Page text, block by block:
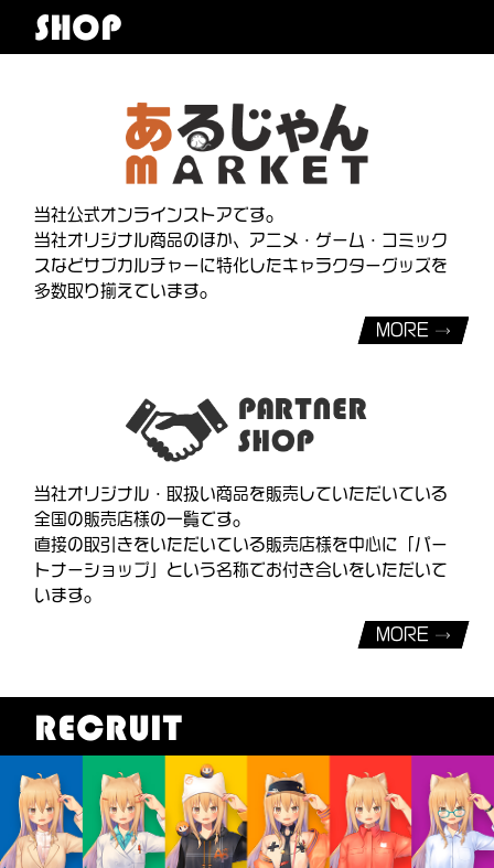
SHOP
当社公式オンラインストアです。
当社オリジナル商品のほか、アニメ・ゲーム・コミック
スなどサブカルチャーに特化したキャラクターグッズを
多数取り揃えています。
MORE
当社オリジナル・取扱い商品を販売していただいている
全国の販売店様の一覧です。
直接の取引きをいただいている販売店様を中心に「パー
トナーショップ」という名称でお付き合いをいただいて
います。
MORE
RECRUIT